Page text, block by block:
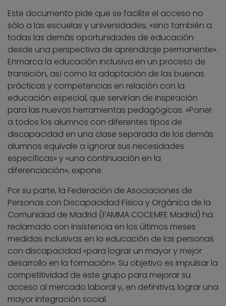
Este documento pide que se facilite el acceso no
sólo a las escuelas y universidades, «sino también a
todas las demás oportunidades de educación
desde una perspectiva de aprendizaje permanente».
Enmarca la educación inclusiva en un proceso de
transición, así como la adaptación de las buenas
prácticas y competencias en relación con la
educación especial, que servirían de inspiración
para las nuevas herramientas pedagógicas. «Poner
a todos los alumnos con diferentes tipos de
discapacidad en una clase separada de los demás
alumnos equivale a ignorar sus necesidades
específicas» y «una continuación en la
diferenciación», expone.
Por su parte, la Federación de Asociaciones de
Personas con Discapacidad Física y Orgánica de la
Comunidad de Madrid (FAMMA COCEMFE Madrid) ha
reclamado con insistencia en los últimos meses
medidas inclusivas en la educación de las personas
con discapacidad «para lograr un mayor y mejor
desarrollo en la formación». Su objetivo es impulsar la
competitividad de este grupo para mejorar su
acceso al mercado laboral y, en definitiva, lograr una
mayor integración social.